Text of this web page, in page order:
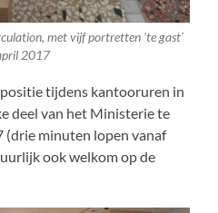
met vijf portretten ’te gast’
2017
tijdens kantooruren in
deel van het Ministerie te
(drie minuten lopen vanaf
ook welkom op de